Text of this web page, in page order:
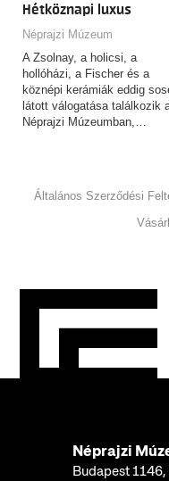
Hétköznapi luxus
Néprajzi Múzeum
A Zsolnay, a holicsi, a
hollóházi, a Fischer és a
köznépi kerámiák eddig
látott válogatása találkozik
Néprajzi Múzeumban,…
Általános Szerződési
Néprajzi
Budapest